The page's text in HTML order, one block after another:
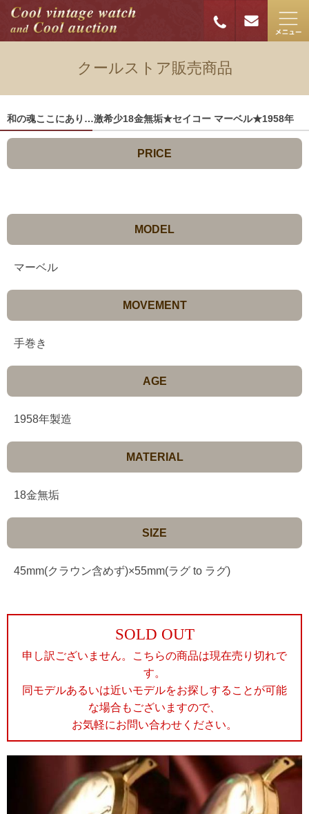
クールストア販売商品
和の魂ここにあり…激希少18金無垢★セイコー マーベル★1958年
PRICE
MODEL
マーベル
MOVEMENT
手巻き
AGE
1958年製造
MATERIAL
18金無垢
SIZE
45mm(クラウン含めず)×55mm(ラグ to ラグ)
SOLD OUT
申し訳ございません。こちらの商品は現在売り切れで
す。
同モデルあるいは近いモデルをお探しすることが可能
な場合もございますので、
お気軽にお問い合わせください。